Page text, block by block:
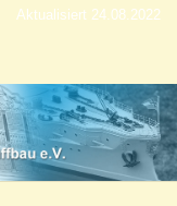
Aktualisiert 24.08.2022